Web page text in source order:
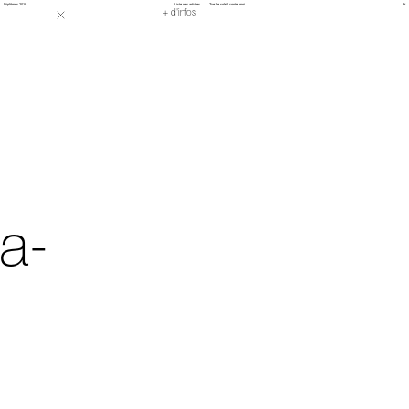
Diplômes 2019 Liste des artistes Tuer le soleil contre moi Fr
+ d'infos